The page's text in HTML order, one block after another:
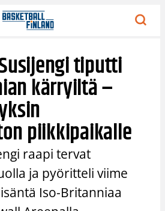
tiputti
kärryiltä –
piikkipaikalle
raapi tervat
ja pyöritteli viime
Iso-Britanniaa